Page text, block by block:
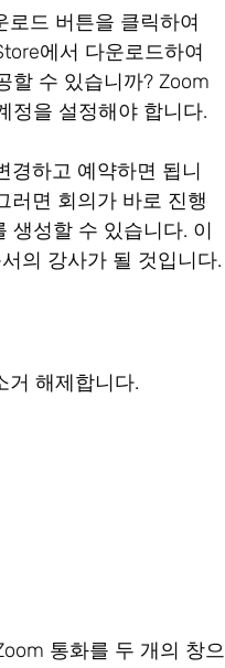
로드 버튼을 클릭하여
에서 다운로드하여
할 수 있습니까? Zoom
정을 설정해야 합니다.
경하고 예약하면 됩니
러면 회의가 바로 진행
생성할 수 있습니다. 이
의 강사가 될 것입니다.
거 해제합니다.
통화를 두 개의 창으